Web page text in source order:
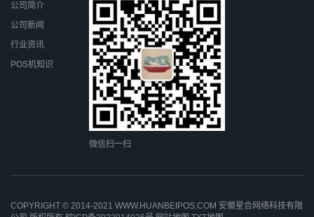
公司简介
公司新闻
行业资讯
POS机知识
微信扫一扫
COPYRIGHT © 2014-2021 WWW.HUANBEIPOS.COM 安徽星合网络科技有限